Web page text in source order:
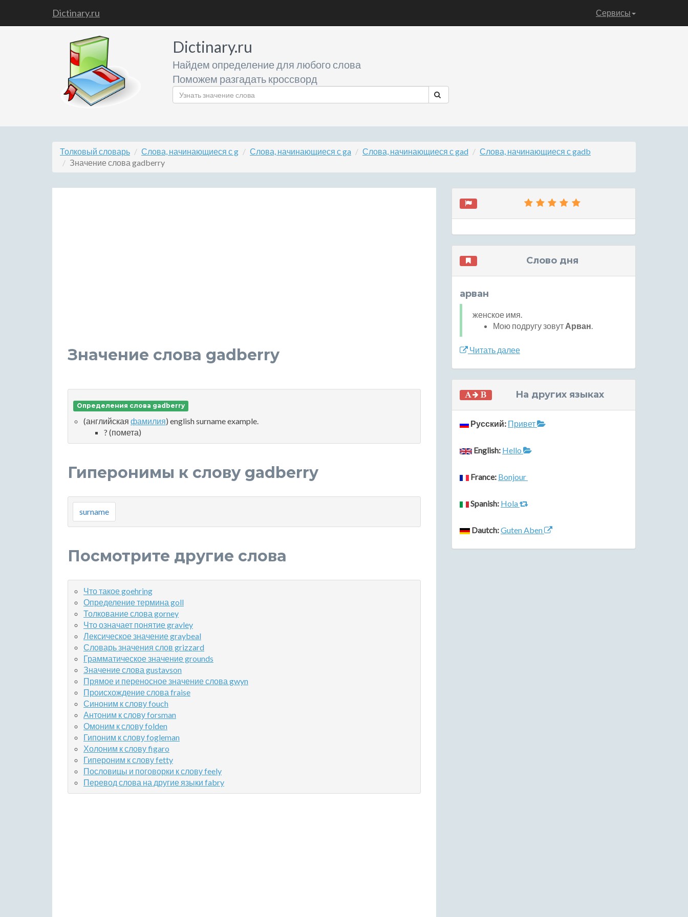
Dictinary.ru Сервисы
Dictinary.ru
Найдем определение для любого слова
Поможем разгадать кроссворд
Толковый словарь Слова, начинающиеся с g Слова, начинающиеся с ga Слова, начинающиеся с gad
Слова, начинающиеся с gadb
Значение слова gadberry
Значение слова gadberry
Определения слова gadberry
(английская фамилия) english surname example.
? (помета)
Гиперонимы к слову gadberry
surname
Посмотрите другие слова
Что такое goehring
Определение термина goll
Толкование слова gorney
Что означает понятие gravley
Лексическое значение graybeal
Словарь значения слов grizzard
Грамматическое значение grounds
Значение слова gustavson
Прямое и переносное значение слова gwyn
Происхождение слова fraise
Синоним к слову fouch
Антоним к слову forsman
Омоним к слову folden
Гипоним к слову fogleman
Холоним к слову figaro
Гипероним к слову fetty
Пословицы и поговорки к слову feely
Перевод слова на другие языки fabry
Слово дня
арван
женское имя.
Мою подругу зовут Арван.
Читать далее
На других языках
Русский: Привет
English: Hello
France: Bonjour
Spanish: Hola
Dautch:Guten Aben